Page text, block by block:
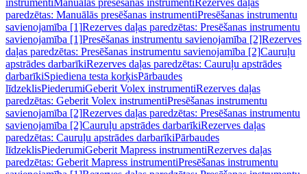
instrumentiManuālās presēšanas instrumentiRezerves daļas
paredzētas: Manuālās presēšanas instrumentiPresēšanas instrumentu
savienojamība [1]Rezerves daļas paredzētas: Presēšanas instrumentu
savienojamība [1]Presēšanas instrumentu savienojamība [2]Rezerves
daļas paredzētas: Presēšanas instrumentu savienojamība [2]Cauruļu
apstrādes darbarīkiRezerves daļas paredzētas: Cauruļu apstrādes
darbarīkiSpiediena testa korķisPārbaudes
līdzeklisPiederumiGeberit Volex instrumentiRezerves daļas
paredzētas: Geberit Volex instrumentiPresēšanas instrumentu
savienojamība [2]Rezerves daļas paredzētas: Presēšanas instrumentu
savienojamība [2]Cauruļu apstrādes darbarīkiRezerves daļas
paredzētas: Cauruļu apstrādes darbarīkiPārbaudes
līdzeklisPiederumiGeberit Mapress instrumentiRezerves daļas
paredzētas: Geberit Mapress instrumentiPresēšanas instrumentu